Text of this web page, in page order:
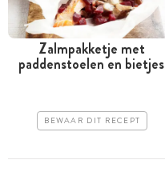
Zalmpakketje met
paddenstoelen en bietjes
BEWAAR DIT RECEPT